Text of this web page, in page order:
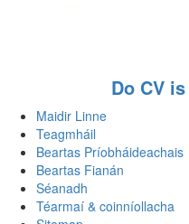
Do CV
Maidir Linne
Teagmháil
Beartas Príobháideachais
Beartas Fianán
Séanadh
Téarmaí & coinníollacha